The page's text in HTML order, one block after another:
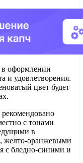
в оформлении
и удовлетворения.
цвет будет
с тонами
в
желто-оранжевыми
с бледно-синими и